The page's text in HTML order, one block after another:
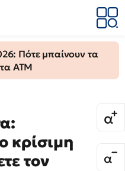
Πότε μπαίνουν τα
ΑΤΜ
κρίσιμη
τον